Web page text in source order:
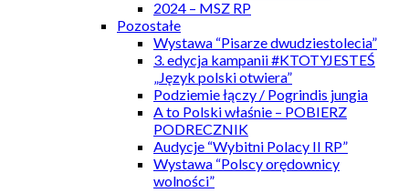
2024 – MSZ RP
Pozostałe
Wystawa “Pisarze dwudziestolecia”
3. edycja kampanii #KTOTYJESTEŚ
„Język polski otwiera”
Podziemie łączy / Pogrindis jungia
A to Polski właśnie – POBIERZ
PODRECZNIK
Audycje “Wybitni Polacy II RP”
Wystawa “Polscy orędownicy
wolności”